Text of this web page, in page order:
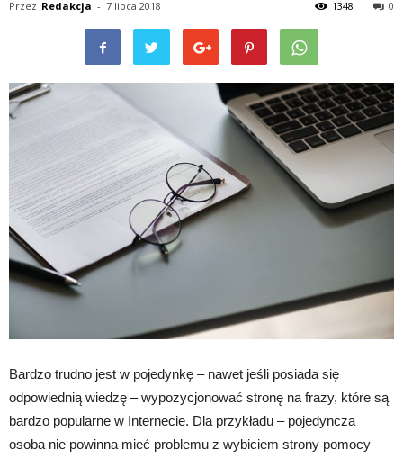
Przez Redakcja - 7 lipca 2018 0
1348
Bardzo trudno jest w pojedynkę – nawet jeśli posiada się
odpowiednią wiedzę – wypozycjonować stronę na frazy, które są
bardzo popularne w Internecie. Dla przykładu – pojedyncza
osoba nie powinna mieć problemu z wybiciem strony pomocy